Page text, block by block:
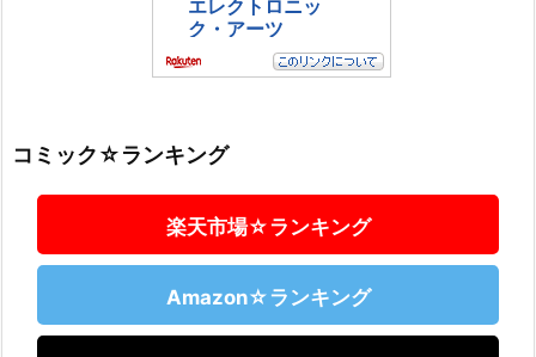
コミック☆ランキング
楽天市場☆ランキング
Amazon☆ランキング